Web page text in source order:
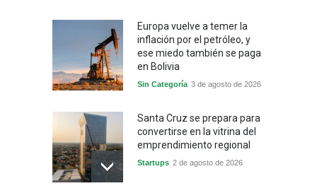
Europa vuelve a temer la
inflación por el petróleo, y
ese miedo también se paga
en Bolivia
Sin Categoría 3 de agosto de 2026
Santa Cruz se prepara para
convertirse en la vitrina del
emprendimiento regional
Startups 2 de agosto de 2026